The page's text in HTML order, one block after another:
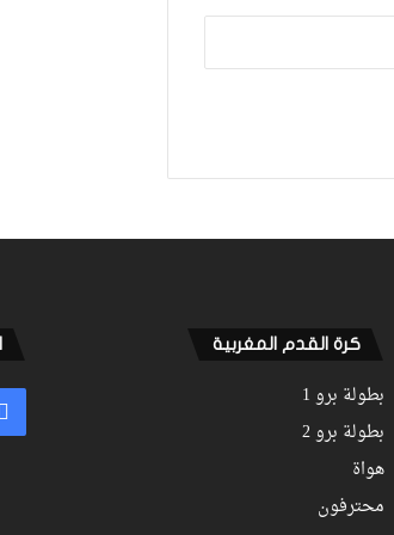
الرائع واحتفاليته
من آلام يومية منذ أكتوبر
كرة القدم المغربية
بطولة برو 1
بطولة برو 2
هواة
محترفون